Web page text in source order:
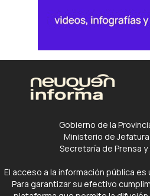
Gobierno de la
Ministerio de
Secretaría de Prensa
El acceso a la información pública
Para garantizar su efectivo